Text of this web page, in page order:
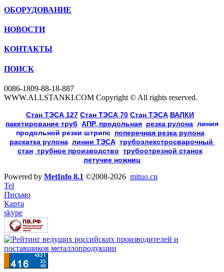
ОБОРУДОВАНИЕ
НОВОСТИ
КОНТАКТЫ
ПОИСК
0086-1809-88-18-887
WWW.ALLSTANKI.COM Copyright © All rights reserved.
Cтан ТЭСА 127 Cтан ТЭСА 70 Cтан ТЭСА ВАЛКИ
пакетирование труб АПР, продольная резка рулона линия
продольной резки штрипс, поперечная резка рулона
раскатка рулона, линии ТЭСА, трубоэлекстросварочный
стан трубное производство трубоотрезной станок
летучие ножниц
Powered by MetInfo 8.1 ©2008-2026 mituo.cn
Tel
Письмо
Карта
skype